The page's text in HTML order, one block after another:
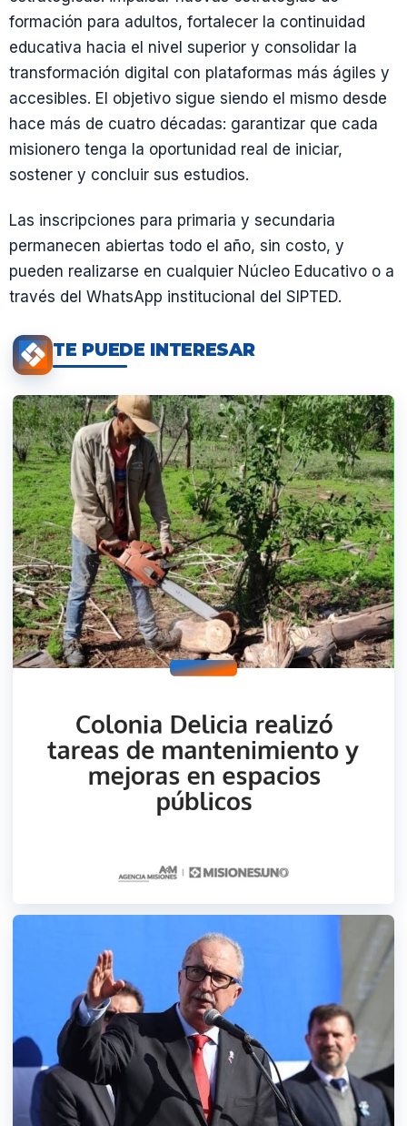
formación para adultos, fortalecer la continuidad
educativa hacia el nivel superior y consolidar la
transformación digital con plataformas más ágiles y
accesibles. El objetivo sigue siendo el mismo desde
hace más de cuatro décadas: garantizar que cada
misionero tenga la oportunidad real de iniciar,
sostener y concluir sus estudios.
Las inscripciones para primaria y secundaria
permanecen abiertas todo el año, sin costo, y
pueden realizarse en cualquier Núcleo Educativo o a
través del WhatsApp institucional del SIPTED.
TE PUEDE INTERESAR